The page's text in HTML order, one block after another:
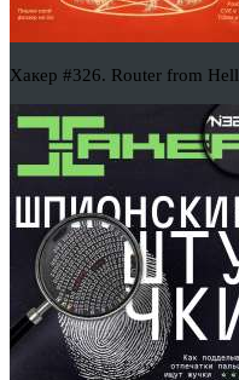
Хакер #326. Router from Hell